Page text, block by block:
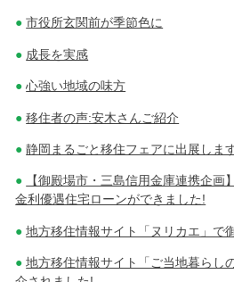
市役所玄関前が季節色に
成長を実感
心強い地域の味方
移住者の声:安木さんご紹介
静岡まるごと移住フェアに出展しま
【御殿場市・三島信用金庫連携企
金利優遇住宅ローンができました!
地方移住情報サイト「ヌリカエ」で
地方移住情報サイト「ご当地暮らし